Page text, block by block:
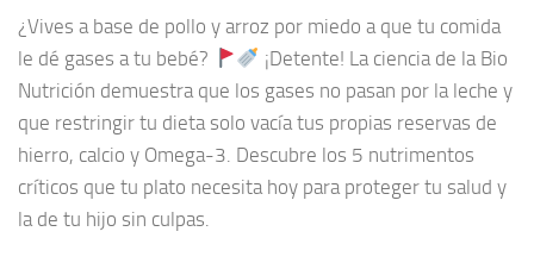
¿Vives a base de pollo y arroz por miedo a que tu comida
le dé gases a tu bebé?
¡Detente! La ciencia de la Bio
Nutrición demuestra que los gases no pasan por la leche y
que restringir tu dieta solo vacía tus propias reservas de
hierro, calcio y Omega-3. Descubre los 5 nutrimentos
críticos que tu plato necesita hoy para proteger tu salud y
la de tu hijo sin culpas.